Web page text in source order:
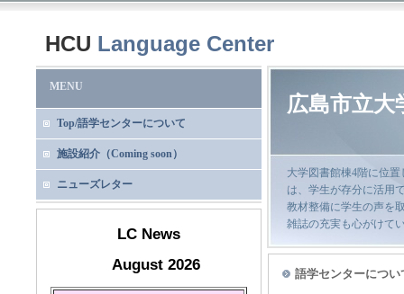
HCU Language Center
MENU
広島市立
大学図書館棟4階に位
は、学生が存分に活用
教材整備に学生の声を
雑誌の充実も心がけて
Top/語学センターについて
施設紹介（Coming soon）
ニューズレター
LC News
August 2026
語学センターについ